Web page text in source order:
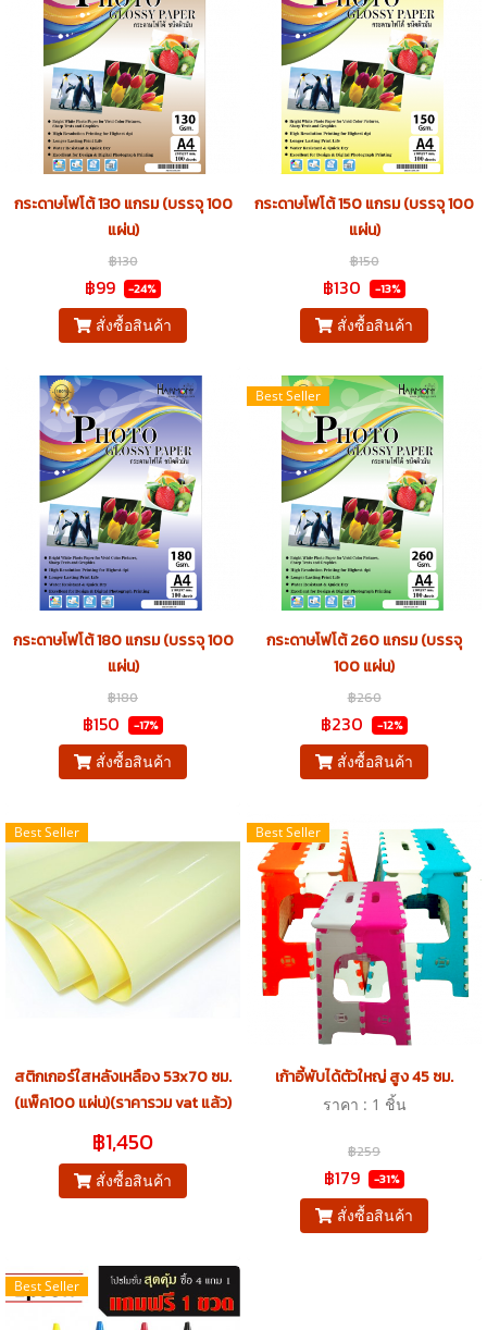
กระดาษโฟโต้ 130 แกรม (บรรจุ 100
แผ่น)
฿130
฿99 -24%
สั่งซื้อสินค้า
กระดาษโฟโต้ 150 แกรม (บรรจุ 100
แผ่น)
฿150
฿130 -13%
สั่งซื้อสินค้า
กระดาษโฟโต้ 180 แกรม (บรรจุ 100
แผ่น)
฿180
฿150 -17%
สั่งซื้อสินค้า
Best Seller
กระดาษโฟโต้ 260 แกรม (บรรจุ
100 แผ่น)
฿260
฿230 -12%
สั่งซื้อสินค้า
Best Seller
สติกเกอร์ใสหลังเหลือง 53x70 ซม.
(แพ็ค100 แผ่น)(ราคารวม vat แล้ว)
฿1,450
สั่งซื้อสินค้า
Best Seller
เก้าอี้พับได้ตัวใหญ่ สูง 45 ซม.
ราคา : 1 ชิ้น
฿259
฿179 -31%
สั่งซื้อสินค้า
Best Seller